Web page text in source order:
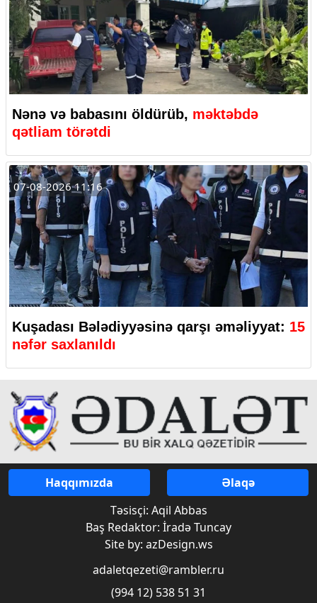
Nənə və babasını öldürüb, məktəbdə
qətliam törətdi
07-08-2026 11:16
Kuşadası Bələdiyyəsinə qarşı əməliyyat: 15
nəfər saxlanıldı
Haqqımızda
Əlaqə
Təsisçi: Aqil Abbas
Baş Redaktor: İradə Tuncay
Site by: azDesign.ws
adaletqezeti@rambler.ru
(994 12) 538 51 31